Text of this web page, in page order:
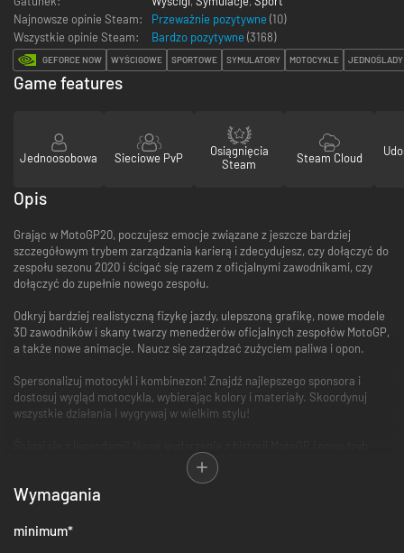
Najnowsze opinie Steam:
Przeważnie pozytywne (10)
Wszystkie opinie Steam:
Bardzo pozytywne (3168)
GEFORCE NOW WYŚCIGOWE SPORTOWE SYMULATORY MOTOCYKLE JEDNOŚLADY
Game features
Jednoosobowa Sieciowe PvP
Osiągnięcia
Steam
Steam Cloud
Opis
Grając w MotoGP20, poczujesz emocje związane z jeszcze bardziej
szczegółowym trybem zarządzania karierą i zdecydujesz, czy dołączyć do
zespołu sezonu 2020 i ścigać się razem z oficjalnymi zawodnikami, czy
dołączyć do zupełnie nowego zespołu.
Odkryj bardziej realistyczną fizykę jazdy, ulepszoną grafikę, nowe modele
3D zawodników i skany twarzy menedżerów oficjalnych zespołów MotoGP,
a także nowe animacje. Naucz się zarządzać zużyciem paliwa i opon.
Spersonalizuj motocykl i kombinezon! Znajdź najlepszego sponsora i
dostosuj wygląd motocykla, wybierając kolory i materiały. Skoordynuj
wszystkie działania i wygrywaj w wielkim stylu!
rozgrywki czekają! Przeżyj to jeszcze raz.
Rzucaj wyzwania znajomym, twórz własne wydarzenia i zostań
obsługiwanym na dedykowanych serwerach!
Wymagania
minimum*